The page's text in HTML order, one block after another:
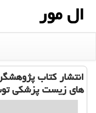
ال مور
انتشار كتاب
های زیست پزشكی